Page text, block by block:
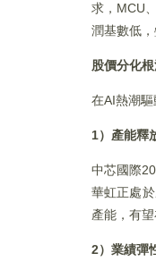
求，MCU
潤基數低
股價分化
在AI熱潮
1）產能釋
中芯國際
華虹正處
產能，有
2）業績彈